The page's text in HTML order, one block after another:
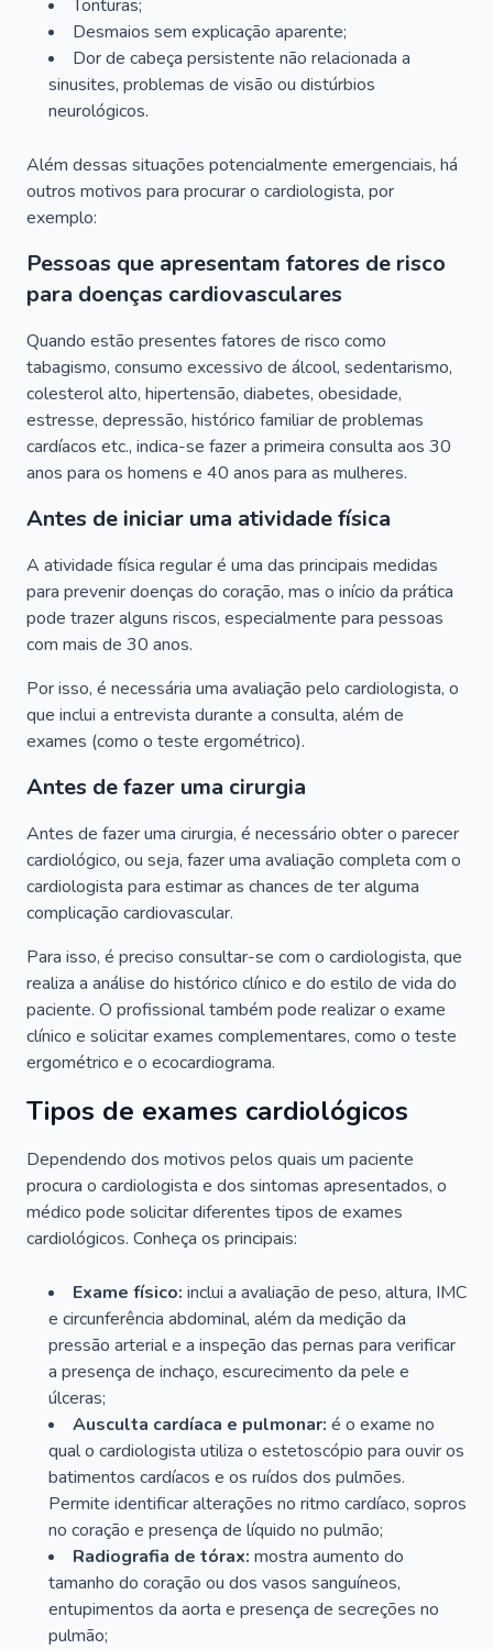
Tonturas;
Desmaios sem explicação aparente;
Dor de cabeça persistente não relacionada a
sinusites, problemas de visão ou distúrbios
neurológicos.
Além dessas situações potencialmente emergenciais, há
outros motivos para procurar o cardiologista, por
exemplo:
Pessoas que apresentam fatores de risco
para doenças cardiovasculares
Quando estão presentes fatores de risco como
tabagismo, consumo excessivo de álcool, sedentarismo,
colesterol alto, hipertensão, diabetes, obesidade,
estresse, depressão, histórico familiar de problemas
cardíacos etc., indica-se fazer a primeira consulta aos 30
anos para os homens e 40 anos para as mulheres.
Antes de iniciar uma atividade física
A atividade física regular é uma das principais medidas
para prevenir doenças do coração, mas o início da prática
pode trazer alguns riscos, especialmente para pessoas
com mais de 30 anos.
Por isso, é necessária uma avaliação pelo cardiologista, o
que inclui a entrevista durante a consulta, além de
exames (como o teste ergométrico).
Antes de fazer uma cirurgia
Antes de fazer uma cirurgia, é necessário obter o parecer
cardiológico, ou seja, fazer uma avaliação completa com o
cardiologista para estimar as chances de ter alguma
complicação cardiovascular.
Para isso, é preciso consultar-se com o cardiologista, que
realiza a análise do histórico clínico e do estilo de vida do
paciente. O profissional também pode realizar o exame
clínico e solicitar exames complementares, como o teste
ergométrico e o ecocardiograma.
Tipos de exames cardiológicos
Dependendo dos motivos pelos quais um paciente
procura o cardiologista e dos sintomas apresentados, o
médico pode solicitar diferentes tipos de exames
cardiológicos. Conheça os principais:
Exame físico: inclui a avaliação de peso, altura, IMC
e circunferência abdominal, além da medição da
pressão arterial e a inspeção das pernas para verificar
a presença de inchaço, escurecimento da pele e
úlceras;
Ausculta cardíaca e pulmonar: é o exame no
qual o cardiologista utiliza o estetoscópio para ouvir os
batimentos cardíacos e os ruídos dos pulmões.
Permite identificar alterações no ritmo cardíaco, sopros
no coração e presença de líquido no pulmão;
Radiografia de tórax: mostra aumento do
tamanho do coração ou dos vasos sanguíneos,
entupimentos da aorta e presença de secreções no
pulmão;